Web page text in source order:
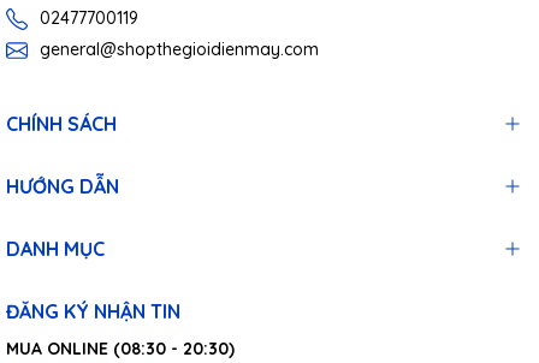
02477700119
general@shopthegioidienmay.com
CHÍNH SÁCH
HƯỚNG DẪN
DANH MỤC
ĐĂNG KÝ NHẬN TIN
MUA ONLINE (08:30 - 20:30)